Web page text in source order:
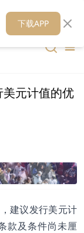
华媒体矩阵 财华智库
元计值的优
建议发行美元计
款及条件尚未厘
下载APP